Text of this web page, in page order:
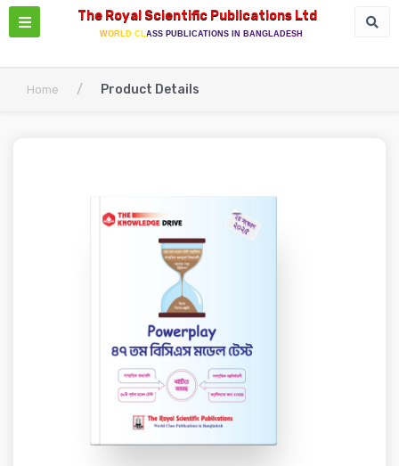
The Royal Scientific Publications Ltd
WORLD CLASS PUBLICATIONS IN BANGLADESH
Home / Product Details